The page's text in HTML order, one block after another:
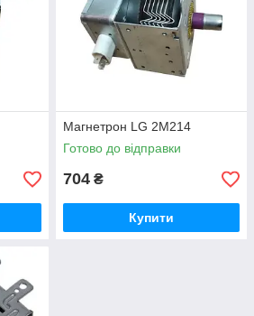
Магнетрон LG 2M214
Готово до відправки
704 ₴
Купити